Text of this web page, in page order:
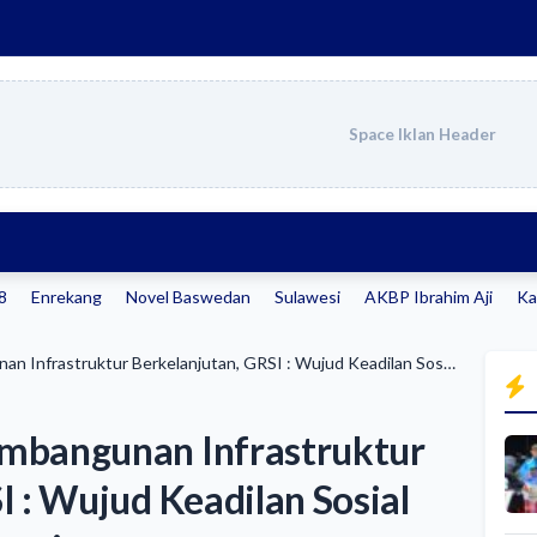
Space Iklan Header
Enrekang Novel Baswedan Sulawesi AKBP Ibrahim Aji
Jokowi Lakukan Pembangunan Infrastruktur Berkelanjutan, GRSI : Wujud Keadilan Sosial Untuk Rakyat Indonesia
Infrastruktur
: Wujud Keadilan Sosial